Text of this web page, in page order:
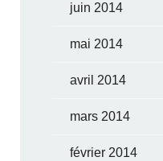
juin 2014
mai 2014
avril 2014
mars 2014
février 2014